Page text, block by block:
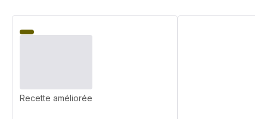
Recette améliorée
au